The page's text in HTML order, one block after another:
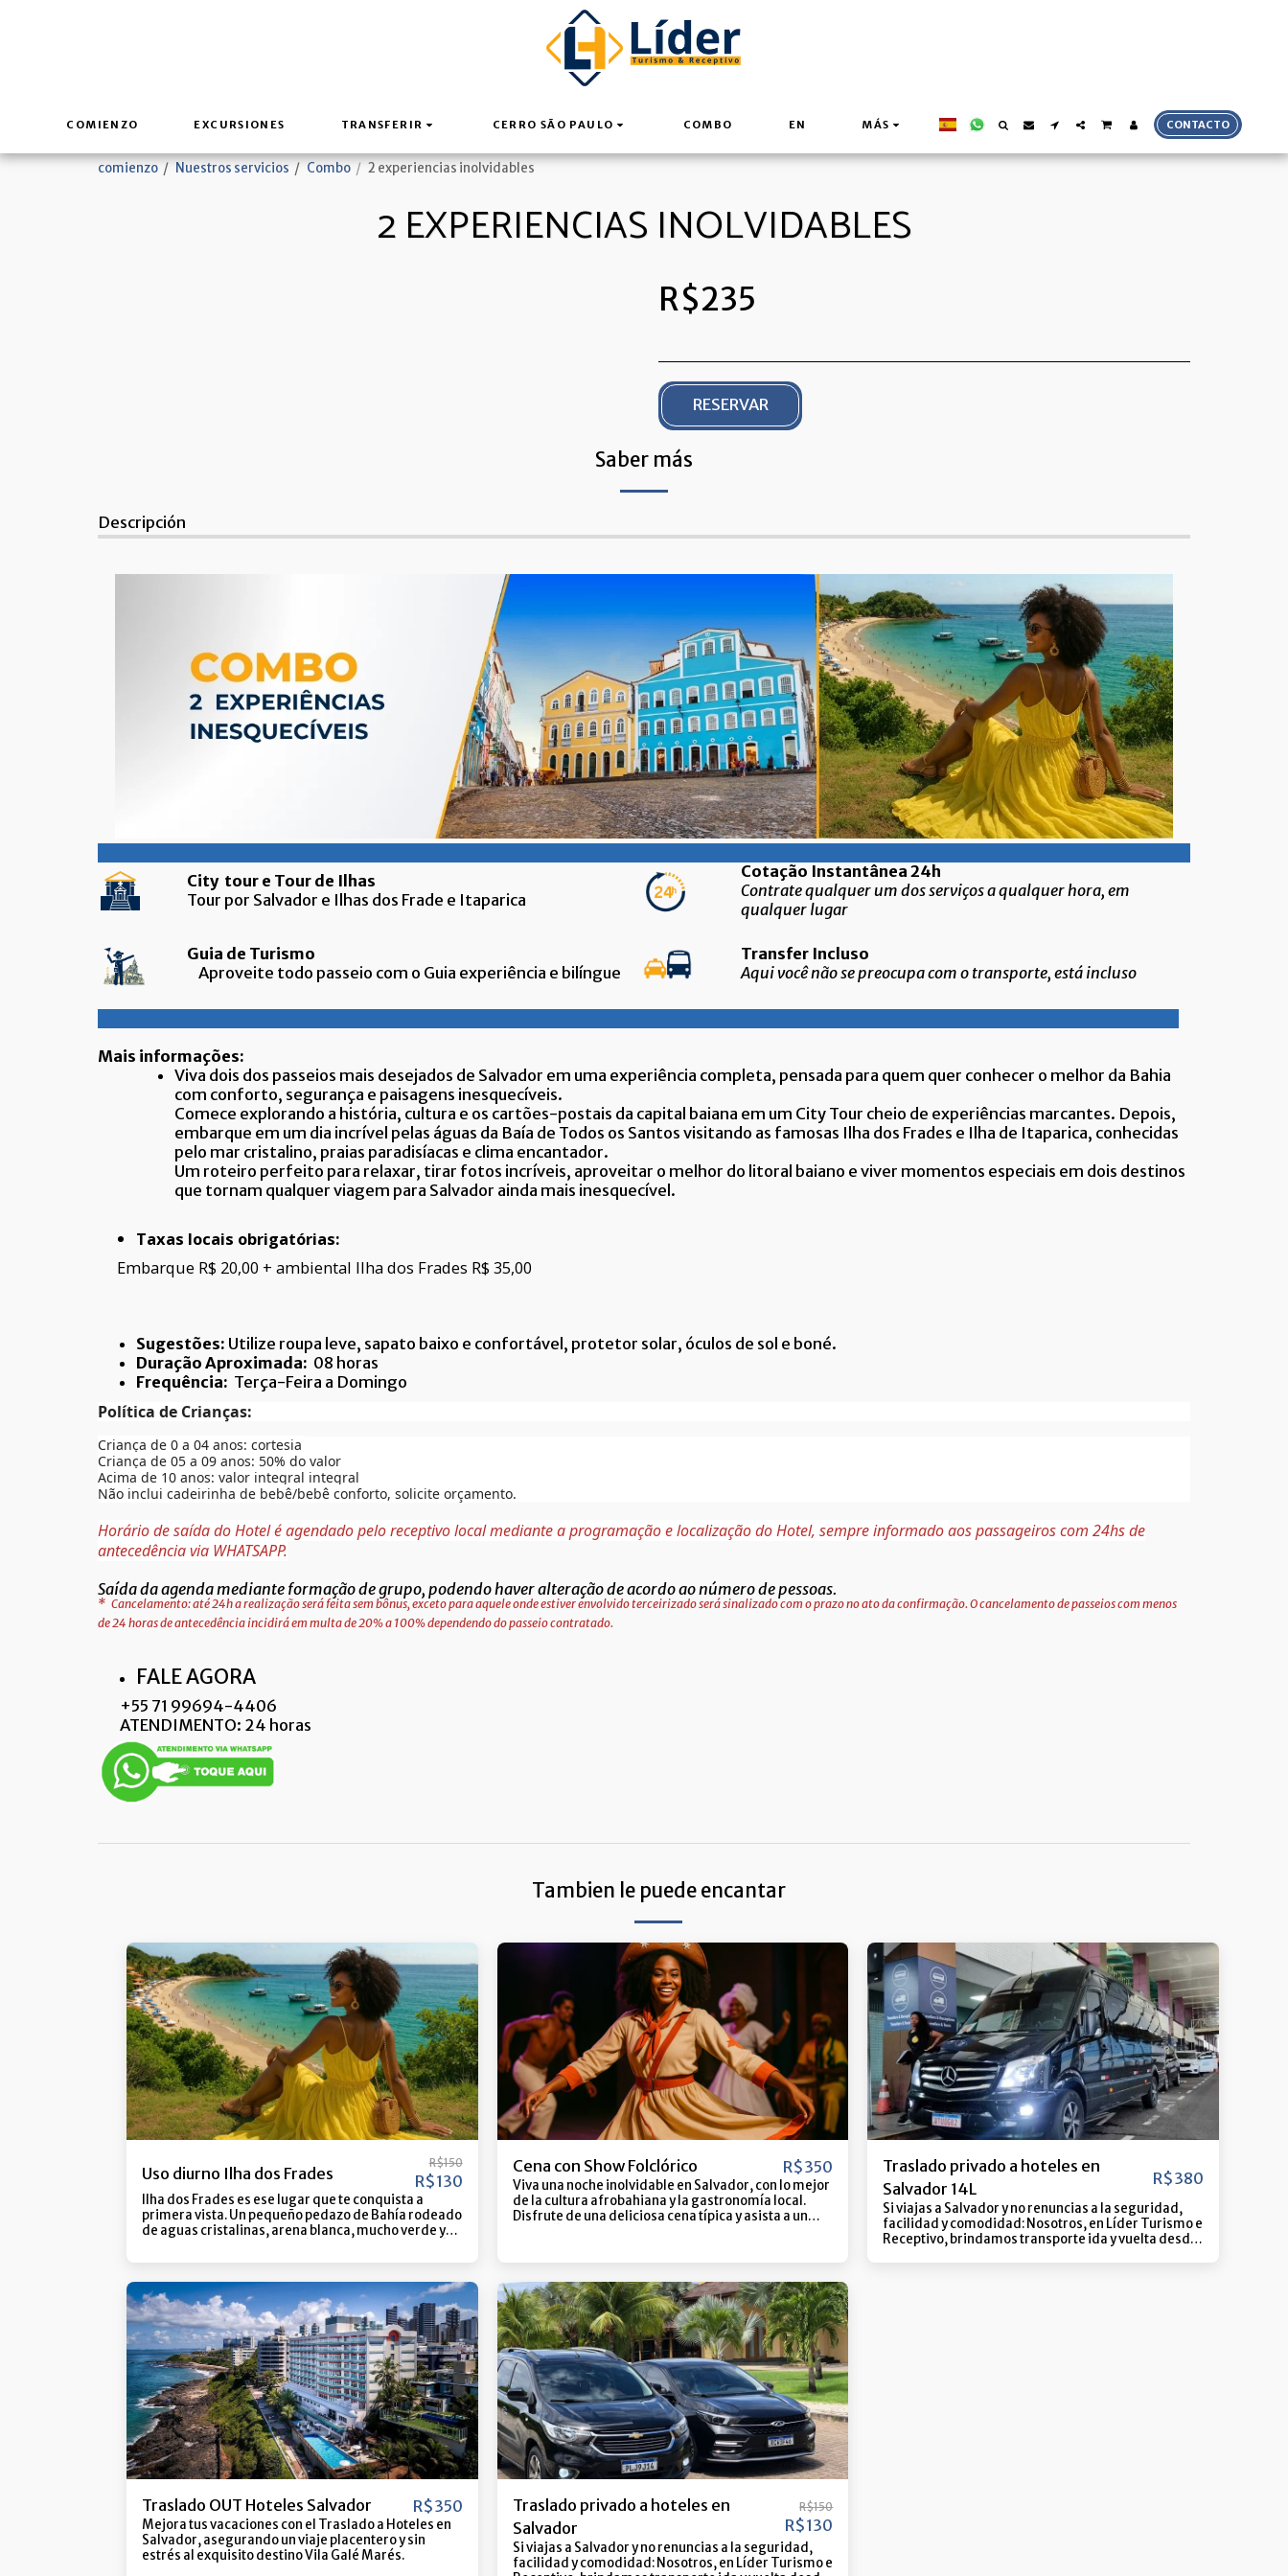
COMIENZO EXCURSIONES TRANSFERIR CERRO SÃO PAULO COMBO EN MÁS CONTACTO
comienzo Nuestros servicios Combo 2 experiencias inolvidables
2 EXPERIENCIAS INOLVIDABLES
R$235
RESERVAR
Saber más
Descripción
City tour e Tour de Ilhas
Tour por Salvador e Ilhas dos Frade e Itaparica
Cotação Instantânea 24h
Contrate qualquer um dos serviços a qualquer hora, em
qualquer lugar
Guia de Turismo
Aproveite todo passeio com o Guia experiência e bilíngue
Transfer Incluso
Aqui você não se preocupa com o transporte, está incluso
Mais informações:
Viva dois dos passeios mais desejados de Salvador em uma experiência completa, pensada para quem quer conhecer o melhor da Bahia
com conforto, segurança e paisagens inesquecíveis.
Comece explorando a história, cultura e os cartões-postais da capital baiana em um City Tour cheio de experiências marcantes. Depois,
embarque em um dia incrível pelas águas da Baía de Todos os Santos visitando as famosas Ilha dos Frades e Ilha de Itaparica, conhecidas
pelo mar cristalino, praias paradisíacas e clima encantador.
Um roteiro perfeito para relaxar, tirar fotos incríveis, aproveitar o melhor do litoral baiano e viver momentos especiais em dois destinos
que tornam qualquer viagem para Salvador ainda mais inesquecível.
Taxas locais obrigatórias:
Embarque R$ 20,00 + ambiental Ilha dos Frades R$ 35,00
Sugestões: Utilize roupa leve, sapato baixo e confortável, protetor solar, óculos de sol e boné.
Duração Aproximada: 08 horas
Frequência: Terça-Feira a Domingo
Política de Crianças:
Criança de 0 a 04 anos: cortesia
Criança de 05 a 09 anos: 50% do valor
Acima de 10 anos: valor integral integral
Não inclui cadeirinha de bebê/bebê conforto, solicite orçamento.
Horário de saída do Hotel é agendado pelo receptivo local mediante a programação e localização do Hotel, sempre informado aos passageiros com 24hs de
antecedência via WHATSAPP.
Saída da agenda mediante formação de grupo, podendo haver alteração de acordo ao número de pessoas.
* Cancelamento: até 24h a realização será feita sem bônus, exceto para aquele onde estiver envolvido terceirizado será sinalizado com o prazo no ato da confirmação. O cancelamento de passeios com menos
de 24 horas de antecedência incidirá em multa de 20% a 100% dependendo do passeio contratado.
FALE AGORA
+55 71 99694-4406
ATENDIMENTO: 24 horas
Tambien le puede encantar
Uso diurno Ilha dos Frades
R$150
R$130
Ilha dos Frades es ese lugar que te conquista a
primera vista. Un pequeño pedazo de Bahía rodeado
de aguas cristalinas, arena blanca, mucho verde y
cada detalle hace que el día valga la pena.
disfruta de un delicioso almuerzo junto al mar y
disfruta de la vida sin prisas. Es el destino perfecto
para aquellos que quieran desconectar, relajarse y
vivir momentos que quedarán en su memoria para
siempre. Ya sea en familia, con amigos o en una
escapada en pareja, Ilha dos Frades lo ofrece todo:
belleza, comodidad, buena energía y esa puesta de
sol que cierra cualquier día con broche de oro. Ven y
descubre por qué quien nos visita siempre quiere
volver.
Cena con Show Folclórico R$350
Viva una noche inolvidable en Salvador, con lo mejor
de la cultura afrobahiana y la gastronomía local.
Disfrute de una deliciosa cena típica y asista a un
más. Una experiencia llena de música, tradición y
de Bahía de cerca. Incluye: ️ Transporte ida y vuelta ️
Cena típica ️ Entrada al espectáculo ️ Guía turístico
Duración: 4 horas ¡Ven a vivir esta noche especial en
Bahía!
Traslado privado a hoteles en
Salvador 14L
R$380
Si viajas a Salvador y no renuncias a la seguridad,
facilidad y comodidad: Nosotros, en Líder Turismo e
Receptivo, brindamos transporte ida y vuelta desde
Traslado OUT Hoteles Salvador R$350
Mejora tus vacaciones con el Traslado a Hoteles en
Salvador, asegurando un viaje placentero y sin
estrés al exquisito destino Vila Galé Marés.
Traslado privado a hoteles en
Salvador
R$150
R$130
Si viajas a Salvador y no renuncias a la seguridad,
facilidad y comodidad: Nosotros, en Líder Turismo e